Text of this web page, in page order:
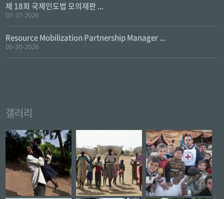
제 18회 국제인도법 모의재판 ...
07-27-2026
Resource Mobilization Partnership Manager ...
06-30-2026
갤러리